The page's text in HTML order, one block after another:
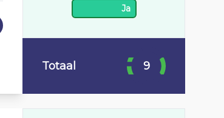
Ja
Totaal 9